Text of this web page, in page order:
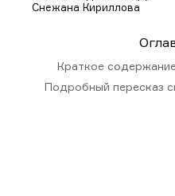
Снежана Кириллова
Краткое
Подробный пересказ